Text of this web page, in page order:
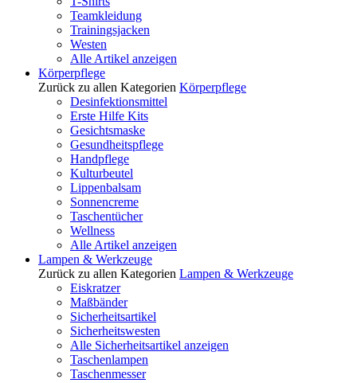
Teamkleidung
Trainingsjacken
Westen
Alle Artikel anzeigen
Körperpflege
Zurück zu allen Kategorien Körperpflege
Desinfektionsmittel
Erste Hilfe Kits
Gesichtsmaske
Gesundheitspflege
Handpflege
Kulturbeutel
Lippenbalsam
Sonnencreme
Taschentücher
Wellness
Alle Artikel anzeigen
Lampen & Werkzeuge
Zurück zu allen Kategorien Lampen & Werkzeuge
Eiskratzer
Maßbänder
Sicherheitsartikel
Sicherheitswesten
Alle Sicherheitsartikel anzeigen
Taschenlampen
Taschenmesser